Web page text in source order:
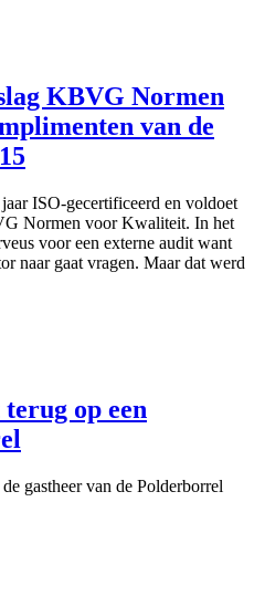
KBVG Normen
van de
ISO-gecertificeerd en voldoet
Normen voor Kwaliteit. In het
voor een externe audit want
naar gaat vragen. Maar dat werd
op een
gastheer van de Polderborrel